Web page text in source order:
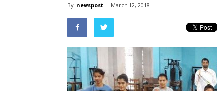
By newspost - March 12, 2018